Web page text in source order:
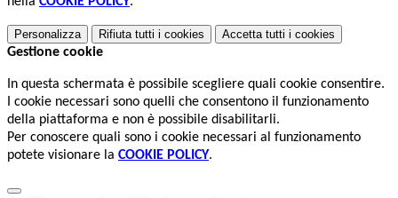
Personalizza Rifiuta tutti i cookies Accetta tutti i cookies
Gestione cookie
In questa schermata è possibile scegliere quali cookie consentire.
I cookie necessari sono quelli che consentono il funzionamento
della piattaforma e non è possibile disabilitarli.
Per conoscere quali sono i cookie necessari al funzionamento
potete visionare la COOKIE POLICY.